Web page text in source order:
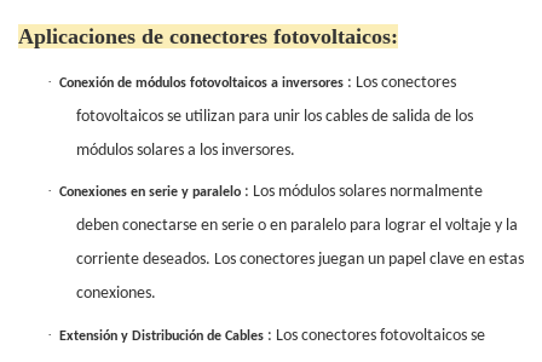
Aplicaciones de conectores fotovoltaicos:
· Conexión de módulos fotovoltaicos a inversores : Los conectores
fotovoltaicos se utilizan para unir los cables de salida de los
módulos solares a los inversores.
· Conexiones en serie y paralelo : Los módulos solares normalmente
deben conectarse en serie o en paralelo para lograr el voltaje y la
corriente deseados. Los conectores juegan un papel clave en estas
conexiones.
· Extensión y Distribución de Cables : Los conectores fotovoltaicos se